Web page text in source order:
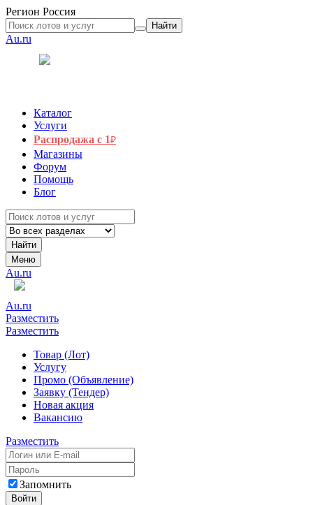
Регион Россия
Найти
Au.ru
Каталог
Услуги
Распродажа с 1₽
Магазины
Форум
Помощь
Блог
Найти
Меню
Au.ru
Au.ru
Разместить
Разместить
Товар (Лот)
Услугу
Промо (Объявление)
Заявку (Тендер)
Новая акция
Вакансию
Разместить
Запомнить
Войти